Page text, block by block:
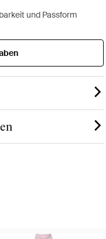
und Passform